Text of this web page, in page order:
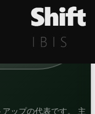
ップの代表です。 主